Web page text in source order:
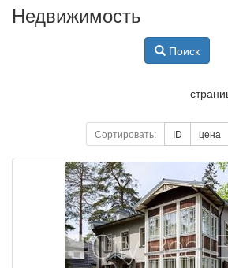
Недвижимость
Поиск
Сортировать: ID цена